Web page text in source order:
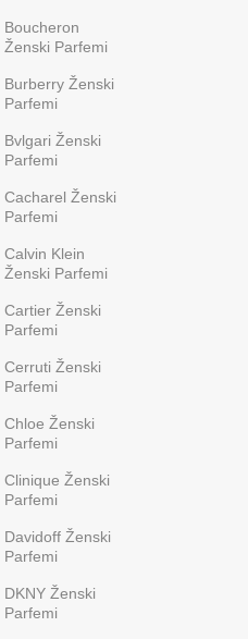
Boucheron
Ženski Parfemi
Burberry Ženski
Parfemi
Bvlgari Ženski
Parfemi
Cacharel Ženski
Parfemi
Calvin Klein
Ženski Parfemi
Cartier Ženski
Parfemi
Cerruti Ženski
Parfemi
Chloe Ženski
Parfemi
Clinique Ženski
Parfemi
Davidoff Ženski
Parfemi
DKNY Ženski
Parfemi